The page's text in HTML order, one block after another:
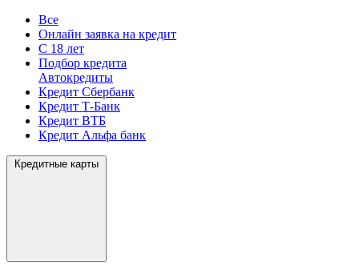
Все
Онлайн заявка на кредит
С 18 лет
Подбор кредита
Автокредиты
Кредит Сбербанк
Кредит Т-Банк
Кредит ВТБ
Кредит Альфа банк
Кредитные карты